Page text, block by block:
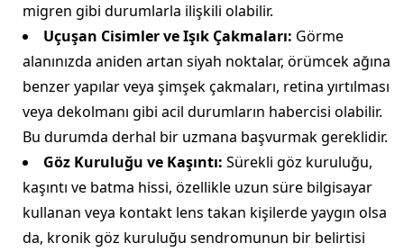
migren gibi durumlarla ilişkili olabilir.
Uçuşan Cisimler ve Işık Çakmaları: Görme
alanınızda aniden artan siyah noktalar, örümcek ağına
benzer yapılar veya şimşek çakmaları, retina yırtılması
veya dekolmanı gibi acil durumların habercisi olabilir.
Bu durumda derhal bir uzmana başvurmak gereklidir.
Göz Kuruluğu ve Kaşıntı: Sürekli göz kuruluğu,
kaşıntı ve batma hissi, özellikle uzun süre bilgisayar
kullanan veya kontakt lens takan kişilerde yaygın olsa
da, kronik göz kuruluğu sendromunun bir belirtisi